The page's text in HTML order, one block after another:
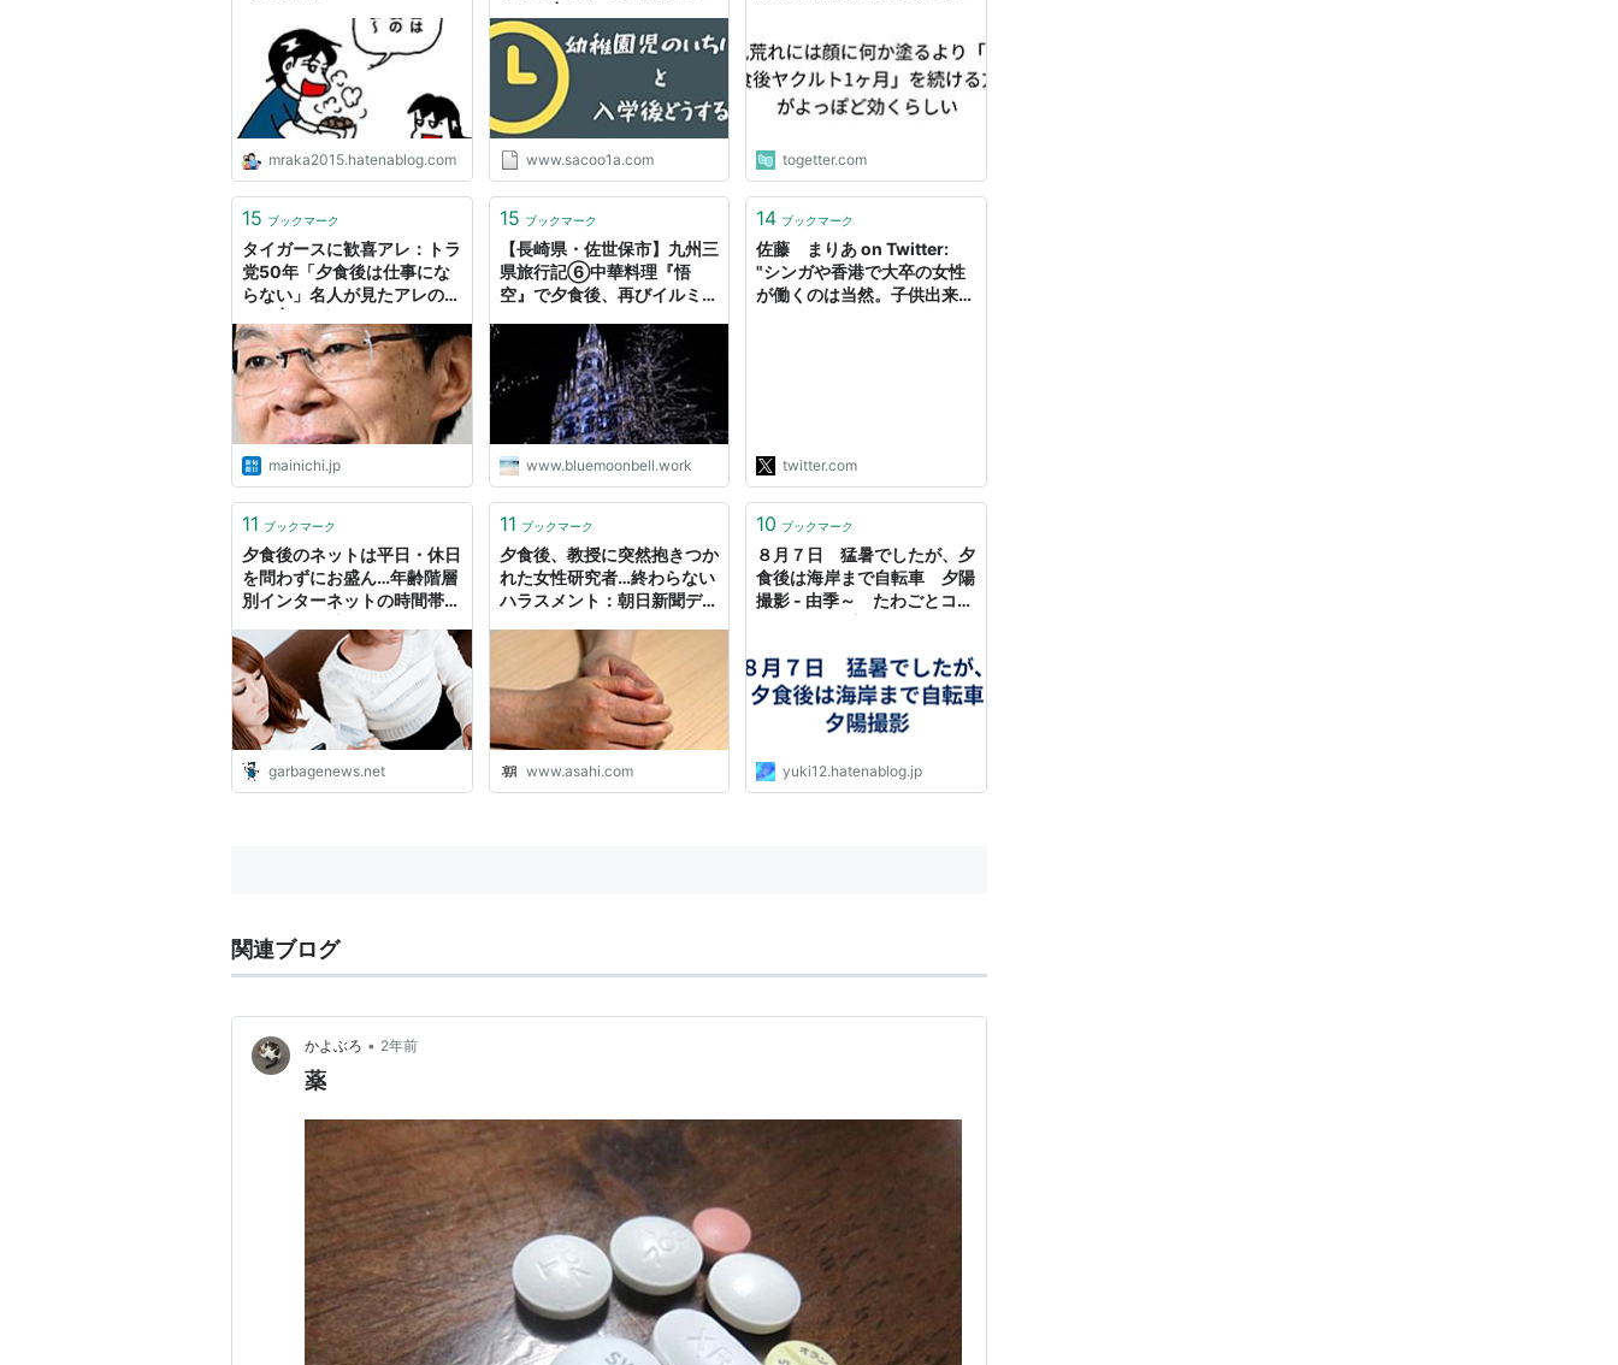
mraka2015.hatenablog.com www.sacoo1a.com togetter.com
15 ブックマーク
タイガースに歓喜アレ：トラ
党50年「夕食後は仕事にな
らない」名人が見たアレの実
mainichi.jp
15 ブックマーク
【長崎県・佐世保市】九州三
県旅行記⑥中華料理『悟
空』で夕食後、再びイルミネ
旅のRESUME
www.bluemoonbell.work
14 ブックマーク
佐藤 まりあ on Twitter:
"シンガや香港で大卒の女性
が働くのは当然。子供出来た
にする人も。日本人はなん…
https://t.co/hw2k30nce7"
twitter.com
11 ブックマーク
夕食後のネットは平日・休日
を問わずにお盛ん…年齢階層
別インターネットの時間帯別
ュース
garbagenews.net
11 ブックマーク
夕食後、教授に突然抱きつか
れた女性研究者…終わらない
ハラスメント：朝日新聞デジ
www.asahi.com
10 ブックマーク
８月７日 猛暑でしたが、夕
食後は海岸まで自転車 夕陽
撮影 - 由季～ たわごとコー
yuki12.hatenablog.jp
関連ブログ
かよぶろ • 2年前
薬